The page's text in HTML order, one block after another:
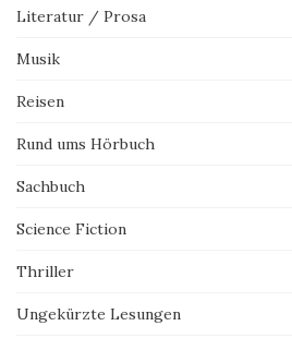
Literatur / Prosa
Musik
Reisen
Rund ums Hörbuch
Sachbuch
Science Fiction
Thriller
Ungekürzte Lesungen